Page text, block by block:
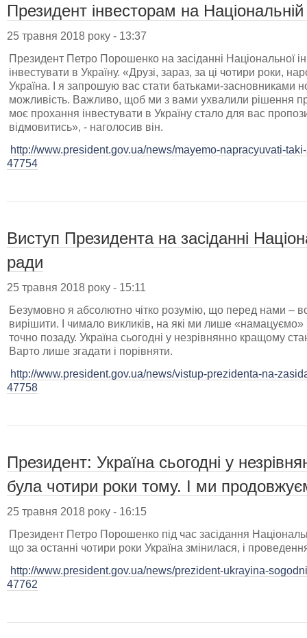
Президент інвесторам на Національній
25 травня 2018 року - 13:37
Президент Петро Порошенко на засіданні Національної
інвестувати в Україну. «Друзі, зараз, за ці чотири роки,
Україна. І я запрошую вас стати батьками-засновниками
можливість. Важливо, щоб ми з вами ухвалили рішення
моє прохання інвестувати в Україну стало для вас
відмовитись», - наголосив він.
http://www.president.gov.ua/news/mayemo-napracyuvati-
47754
Виступ Президента на засіданні
ради
25 травня 2018 року - 15:11
Безумовно я абсолютно чітко розумію, що перед нами –
вирішити. І чимало викликів, на які ми лише «намацуємо»
точно позаду. Україна сьогодні у незрівнянно кращому
Варто лише згадати і порівняти.
http://www.president.gov.ua/news/vistup-prezidenta-na-
47758
Президент: Україна сьогодні у
була чотири роки тому. І ми
25 травня 2018 року - 16:15
Президент Петро Порошенко під час засідання
що за останні чотири роки Україна змінилася, і
http://www.president.gov.ua/news/prezident-ukrayina-
47762